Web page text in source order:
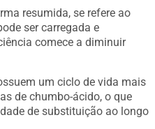
resumida, se refere ao
ser carregada e
comece a diminuir
um ciclo de vida mais
de chumbo-ácido, o que
de substituição ao longo